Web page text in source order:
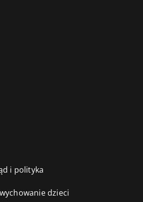
i polityka
dzieci